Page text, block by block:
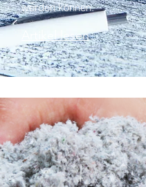
werden können.
Artikel lesen